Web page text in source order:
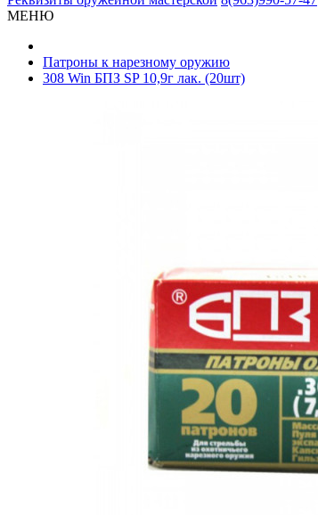
МЕНЮ
Патроны к нарезному оружию
308 Win БПЗ SP 10,9г лак. (20шт)